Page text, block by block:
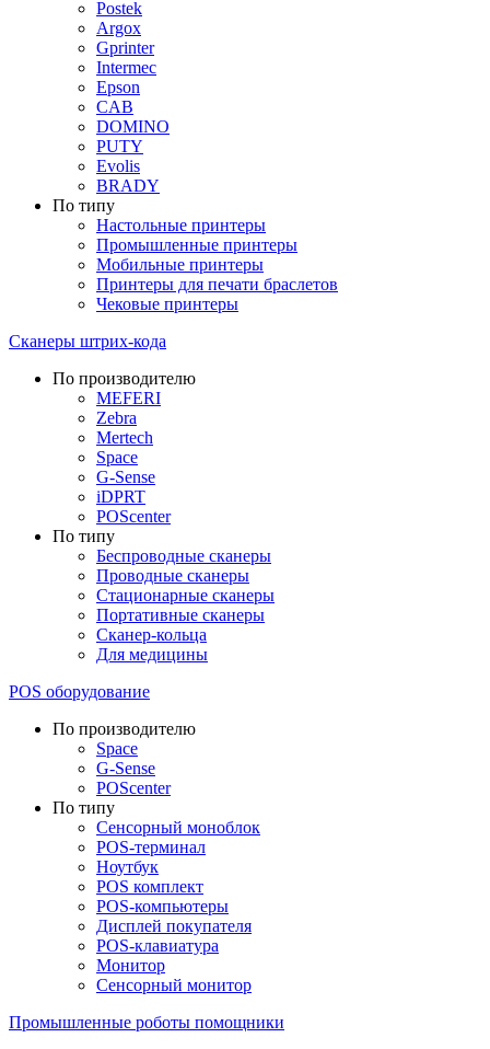
Postek
Argox
Gprinter
Intermec
Epson
CAB
DOMINO
PUTY
Evolis
BRADY
По типу
Настольные принтеры
Промышленные принтеры
Мобильные принтеры
Принтеры для печати браслетов
Чековые принтеры
Сканеры штрих-кода
По производителю
MEFERI
Zebra
Mertech
Space
G-Sense
iDPRT
POScenter
По типу
Беспроводные сканеры
Проводные сканеры
Стационарные сканеры
Портативные сканеры
Сканер-кольца
Для медицины
POS оборудование
По производителю
Space
G-Sense
POScenter
По типу
Сенсорный моноблок
POS-терминал
Ноутбук
POS комплект
POS-компьютеры
Дисплей покупателя
POS-клавиатура
Монитор
Сенсорный монитор
Промышленные роботы помощники